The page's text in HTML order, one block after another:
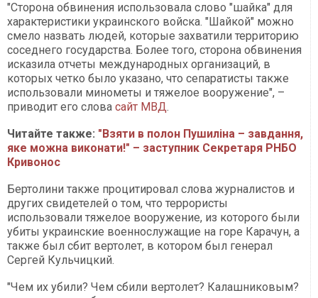
"Сторона обвинения использовала слово "шайка" для
характеристики украинского войска. "Шайкой" можно
смело назвать людей, которые захватили территорию
соседнего государства. Более того, сторона обвинения
исказила отчеты международных организаций, в
которых четко было указано, что сепаратисты также
использовали минометы и тяжелое вооружение", –
приводит его слова сайт МВД.
Читайте также: "Взяти в полон Пушиліна – завдання,
яке можна виконати!" – заступник Секретаря РНБО
Кривонос
Бертолини также процитировал слова журналистов и
других свидетелей о том, что террористы
использовали тяжелое вооружение, из которого были
убиты украинские военнослужащие на горе Карачун, а
также был сбит вертолет, в котором был генерал
Сергей Кульчицкий.
"Чем их убили? Чем сбили вертолет? Калашниковым?